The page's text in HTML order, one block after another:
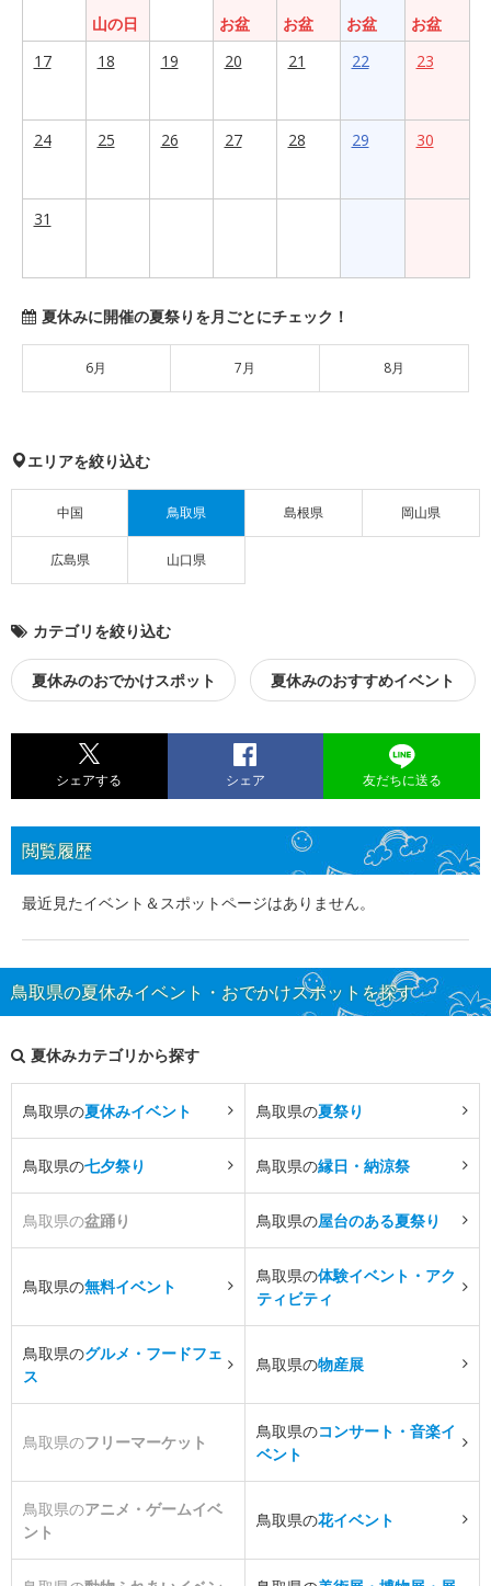
山の日
お盆
お盆
お盆
お盆
17
18 19 20 21 22 23
24 25 26 27 28 29 30
31
夏休みに開催の夏祭りを月ごとにチェック！
6月 7月 8月
エリアを絞り込む
中国 鳥取県 島根県 岡山県
広島県 山口県
カテゴリを絞り込む
夏休みのおでかけスポット 夏休みのおすすめイベント
シェアする シェア 友だちに送る
閲覧履歴
最近見たイベント＆スポットページはありません。
鳥取県の夏休みイベント・おでかけスポットを探す
夏休みカテゴリから探す
鳥取県の夏休みイベント 鳥取県の夏祭り
鳥取県の七夕祭り 鳥取県の縁日・納涼祭
鳥取県の盆踊り 鳥取県の屋台のある夏祭り
鳥取県の無料イベント
鳥取県の体験イベント・アク
ティビティ
鳥取県のグルメ・フードフェ
ス
鳥取県の物産展
鳥取県のフリーマーケット
鳥取県のコンサート・音楽イ
ベント
鳥取県のアニメ・ゲームイベ
ント
鳥取県の花イベント